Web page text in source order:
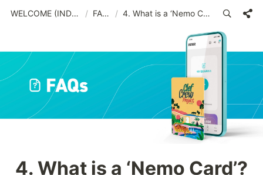
WELCOME (IND)_old / FAQs / 4. What is a ‘Nemo Card’?
4. What is a ‘Nemo Card’?